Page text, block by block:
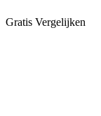
Gratis Vergelijken